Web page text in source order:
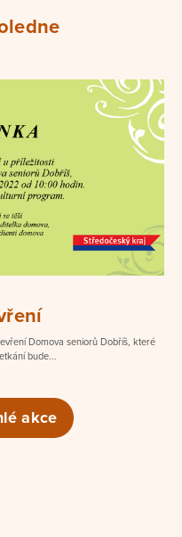
Domova seniorů Dobříš, které
bude...
akce